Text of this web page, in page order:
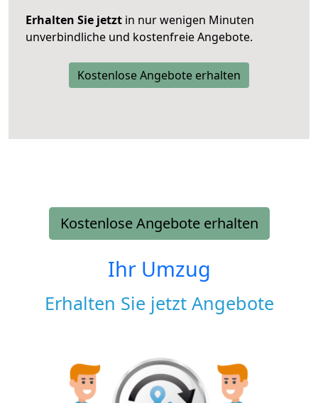
Erhalten Sie jetzt in nur wenigen Minuten
unverbindliche und kostenfreie Angebote.
Kostenlose Angebote erhalten
Kostenlose Angebote erhalten
Ihr Umzug
Erhalten Sie jetzt Angebote